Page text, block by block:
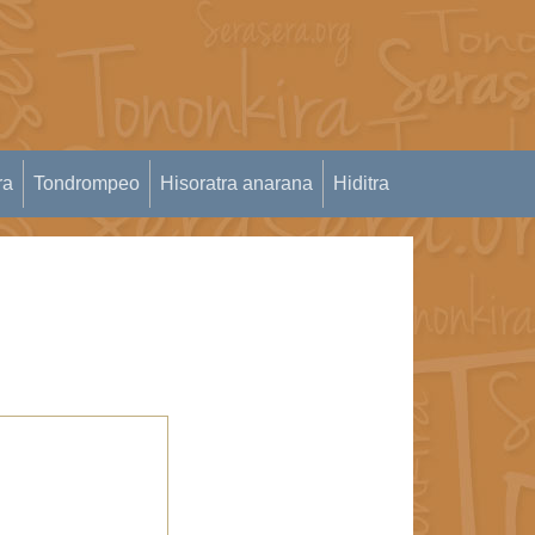
Tondrompeo Hisoratra anarana Hiditra